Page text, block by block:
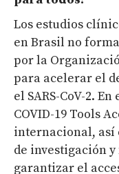
Los estudios
en Brasil no
por la
para acelerar el
el SARS-CoV-2.
COVID-19 Tools
internacional, así
de investigación
garantizar el